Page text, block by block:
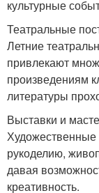
культурные
Театральные
Летние
привлекают
произведениям
литературы
Выставки и
Художественные
рукоделию,
давая
креативность.